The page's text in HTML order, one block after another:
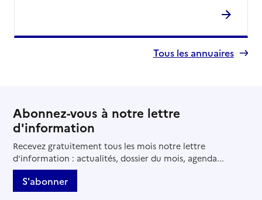
Tous les annuaires
Abonnez-vous à notre lettre
d'information
Recevez gratuitement tous les mois notre lettre
d'information : actualités, dossier du mois, agenda...
S'abonner